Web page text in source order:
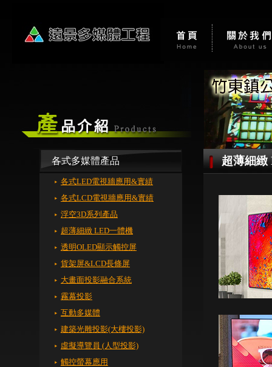
各式多媒體產品
各式LED電視牆應用&實績
各式LCD電視牆應用&實績
浮空3D系列產品
超薄細緻 LED一體機
透明OLED顯示觸控屏
貨架屏&LCD長條屏
大畫面投影融合系統
霧幕投影
互動多媒體
建築光雕投影(大樓投影)
虛擬導覽員 (人型投影)
觸控螢幕應用
超薄細緻